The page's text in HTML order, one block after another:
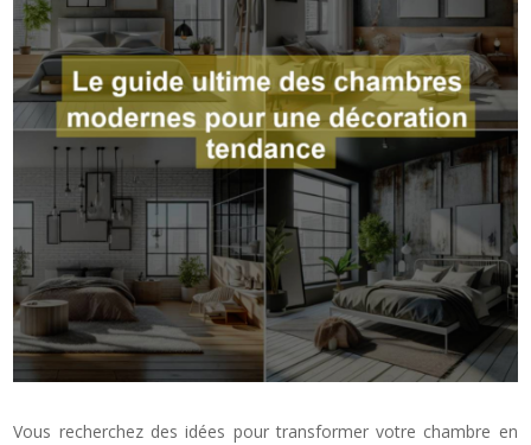
Vous recherchez des idées pour transformer votre chambre en